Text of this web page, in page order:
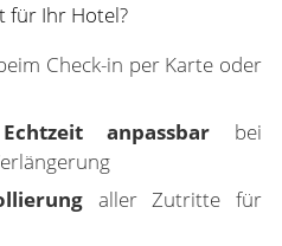
für Ihr Hotel?
Check-in per Karte oder
anpassbar bei
aller Zutritte für